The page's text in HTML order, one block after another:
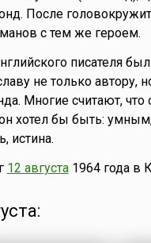
После
с тем же героем.
писателя
не только автору,
Многие считают,
он хотел бы быть:
истина.
12 августа1964 года в